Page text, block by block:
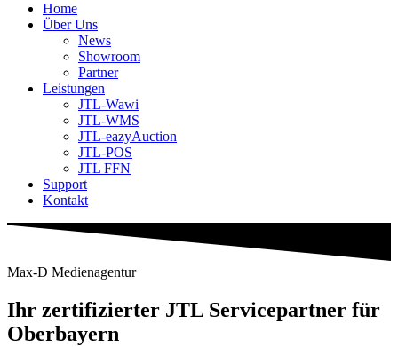
Home
Über Uns
News
Showroom
Partner
Leistungen
JTL-Wawi
JTL-WMS
JTL-eazyAuction
JTL-POS
JTL FFN
Support
Kontakt
Max-D Medienagentur
Ihr zertifizierter JTL Servicepartner für
Oberbayern